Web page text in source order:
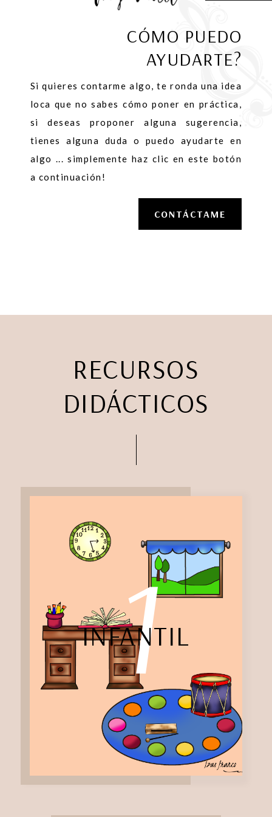
CÓMO PUEDO
AYUDARTE?
Si quieres contarme algo, te ronda una idea
loca que no sabes cómo poner en práctica,
si deseas proponer alguna sugerencia,
tienes alguna duda o puedo ayudarte en
algo ... simplemente haz clic en este botón
a continuación!
CONTÁCTAME
RECURSOS
DIDÁCTICOS
1
INFANTIL